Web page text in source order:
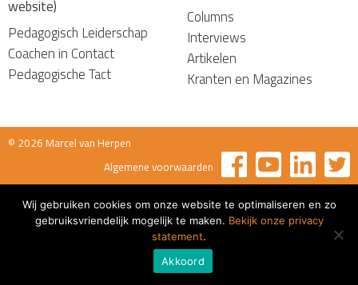
website)
Pedagogisch Leiderschap
Coachen in Contact
Pedagogische Tact
Columns
Interviews
Artikelen
Kranten en Magazines
© 2026 Marcel van Herpen
Algemene voorwaarden
Wij gebruiken cookies om onze website te optimaliseren en zo
gebruiksvriendelijk mogelijk te maken. Bekijk onze privacy
statement.
Akkoord